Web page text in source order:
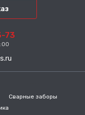
73
Сварные заборы